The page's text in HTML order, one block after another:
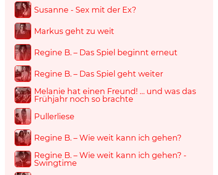
Susanne - Sex mit der Ex?
Markus geht zu weit
Regine B. – Das Spiel beginnt erneut
Regine B. – Das Spiel geht weiter
Melanie hat einen Freund! … und was das
Frühjahr noch so brachte
Pullerliese
Regine B. – Wie weit kann ich gehen?
Regine B. – Wie weit kann ich gehen? -
Swingtime